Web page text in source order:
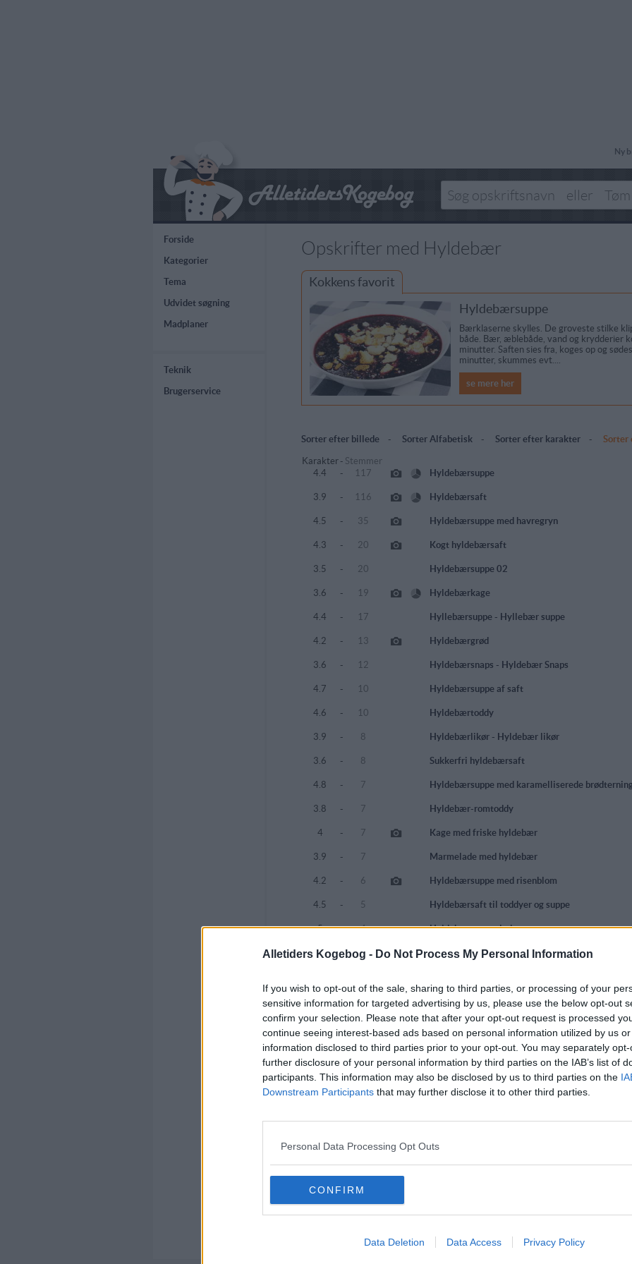
Alletiders Kogebog - Do Not Process My Personal Information
If you wish to opt-out of the sale, sharing to third parties, or processing of your
sensitive information for targeted advertising by us, please use the below opt-out
confirm your selection. Please note that after your opt-out request is processed
continue seeing interest-based ads based on personal information utilized by us
information disclosed to third parties prior to your opt-out. You may separately
further disclosure of your personal information by third parties on the IAB’s list of
participants. This information may also be disclosed by us to third parties on the
Downstream Participants that may further disclose it to other third parties.
Personal Data Processing Opt Outs
CONFIRM
Data Deletion Data Access Privacy Policy
Ny
Forside
Kategorier
Tema
Udvidet søgning
Madplaner
Teknik
Brugerservice
Opskrifter med Hyldebær
Kokkens favorit
Hyldebærsuppe
Bærklaserne skylles. De groveste stilke
både. Bær, æblebåde, vand og krydderier
minutter. Saften sies fra, koges op og
minutter, skummes evt....
se mere her
Sorter efter billede- Sorter Alfabetisk- Sorter efter karakter- Sorter
Karakter - Stemmer
4.4
- 117 Hyldebærsuppe
3.9 - 116 Hyldebærsaft
4.5 - 35 Hyldebærsuppe med havregryn
4.3 - 20 Kogt hyldebærsaft
3.5 - 20 Hyldebærsuppe 02
3.6 - 19 Hyldebærkage
4.4 - 17 Hyllebærsuppe - Hyllebær suppe
4.2 - 13 Hyldebærgrød
3.6 - 12 Hyldebærsnaps - Hyldebær Snaps
4.7 - 10 Hyldebærsuppe af saft
4.6 - 10 Hyldebærtoddy
3.9 - 8 Hyldebærlikør - Hyldebær likør
3.6 - 8 Sukkerfri hyldebærsaft
4.8 - 7 Hyldebærsuppe med karamelliserede
3.8 - 7 Hyldebær-romtoddy
4 - 7 Kage med friske hyldebær
3.9 - 7 Marmelade med hyldebær
4.2 - 6 Hyldebærsuppe med risenblom
4.5 - 5 Hyldebærsaft til toddyer og suppe
5 - 4 Hyldebærmarmelade
2.9 - 4 Hyldebærsaft uden sukker (Diabetes)
4.5 - 3 Hyldebærsuppe med is og mandelsplitter
4.7 - 3 Hyldebærtoddy 02
3.2 - 3 Hyldebærsyltetøj - Hyldebær syltetøj
4.5 - Hyldebærgele - Hyldebær gele
4.5 - 2 Hyldebærpandekager - Hyldebær Pandekager
4 - 2 Hyldebærsirup - Hyldebær Sirup
4 - 1 Hyldesaft 02
5 - 1 Hyldeblomstsnaps
5 - 1
4 - 1 Krydderkage med hyldebær
0 Hjemmelavet hyldebærsuppe